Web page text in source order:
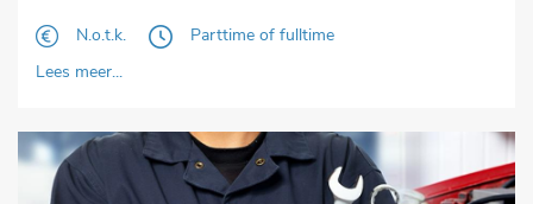
N.o.t.k.
Parttime of fulltime
Lees meer...